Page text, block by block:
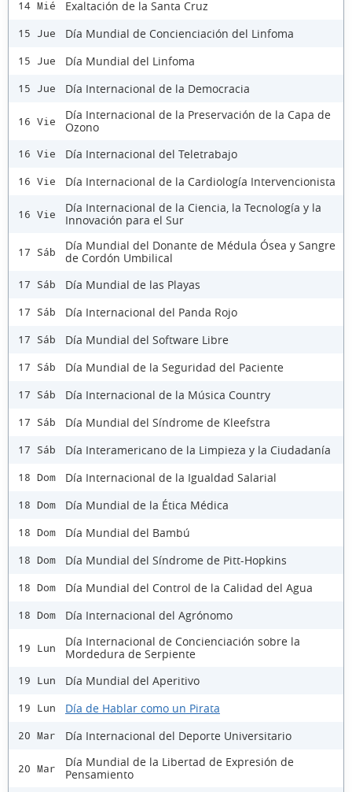
14 Mié Exaltación de la Santa Cruz
15 Jue Día Mundial de Concienciación del Linfoma
15 Jue Día Mundial del Linfoma
15 Jue Día Internacional de la Democracia
16 Vie
Día Internacional de la Preservación de la Capa de
Ozono
16 Vie Día Internacional del Teletrabajo
16 Vie Día Internacional de la Cardiología Intervencionista
16 Vie
Día Internacional de la Ciencia, la Tecnología y la
Innovación para el Sur
17 Sáb
Día Mundial del Donante de Médula Ósea y Sangre
de Cordón Umbilical
17 Sáb Día Mundial de las Playas
17 Sáb Día Internacional del Panda Rojo
17 Sáb Día Mundial del Software Libre
17 Sáb Día Mundial de la Seguridad del Paciente
17 Sáb Día Internacional de la Música Country
17 Sáb Día Mundial del Síndrome de Kleefstra
17 Sáb Día Interamericano de la Limpieza y la Ciudadanía
18 Dom Día Internacional de la Igualdad Salarial
18 Dom Día Mundial de la Ética Médica
18 Dom Día Mundial del Bambú
18 Dom Día Mundial del Síndrome de Pitt-Hopkins
18 Dom Día Mundial del Control de la Calidad del Agua
18 Dom Día Internacional del Agrónomo
19 Lun
Día Internacional de Concienciación sobre la
Mordedura de Serpiente
19 Lun Día Mundial del Aperitivo
19 Lun Día de Hablar como un Pirata
20 Mar Día Internacional del Deporte Universitario
20 Mar
Día Mundial de la Libertad de Expresión de
Pensamiento